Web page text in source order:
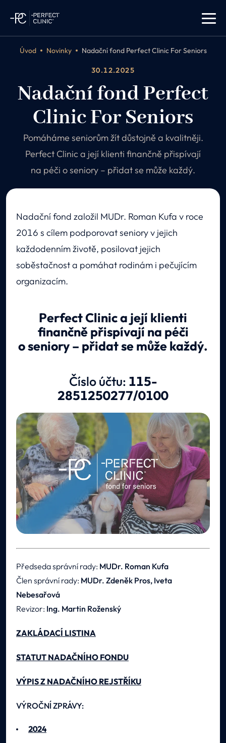
Úvod Novinky Nadační fond Perfect Clinic For Seniors
30.12.2025
Nadační fond Perfect
Clinic For Seniors
Pomáháme seniorům žít důstojně a kvalitněji.
Perfect Clinic a její klienti finančně přispívají
na péči o seniory – přidat se může každý.
Nadační fond založil MUDr. Roman Kufa v roce
2016 s cílem podporovat seniory v jejich
každodenním životě, posilovat jejich
soběstačnost a pomáhat rodinám i pečujícím
organizacím.
Perfect Clinic a její klienti
finančně přispívají na péči
o seniory – přidat se může každý.
Číslo účtu: 115-
2851250277/0100
Předseda správní rady: MUDr. Roman Kufa
Člen správní rady: MUDr. Zdeněk Pros, Iveta
Nebesařová
Revizor: Ing. Martin Roženský
ZAKLÁDACÍ LISTINA
STATUT NADAČNÍHO FONDU
VÝPIS Z NADAČNÍHO REJSTŘÍKU
VÝROČNÍ ZPRÁVY:
2024